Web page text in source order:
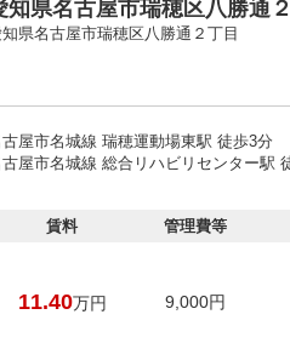
知県名古屋市瑞穂区八勝通
県名古屋市瑞穂区八勝通２丁目
屋市名城線 瑞穂運動場東駅 徒歩3分
屋市名城線 総合リハビリセンター駅
賃料 管理費等
11.40万円 9,000円